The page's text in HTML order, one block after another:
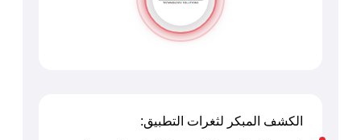
الكشف المبكر لثغرات التطبيق: